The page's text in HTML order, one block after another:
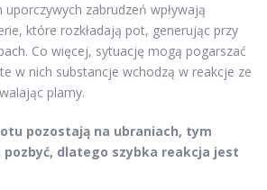
zabrudzeń wpływają
które rozkładają pot, generując przy
Co więcej, sytuację mogą pogarszać
w nich substancje wchodzą w reakcje ze
plamy.
pozostają na ubraniach, tym
dlatego szybka reakcja jest